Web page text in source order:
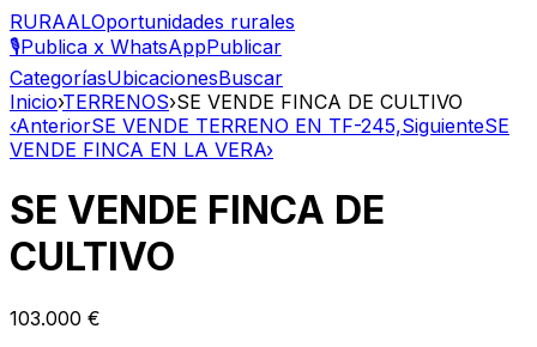
RURAALOportunidades rurales
🎙️Publica x WhatsAppPublicar
CategoríasUbicacionesBuscar
Inicio›TERRENOS›SE VENDE FINCA DE CULTIVO
‹AnteriorSE VENDE TERRENO EN TF-245,SiguienteSE
VENDE FINCA EN LA VERA›
SE VENDE FINCA DE
CULTIVO
103.000 €